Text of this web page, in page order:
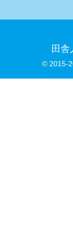
田
© 2015-